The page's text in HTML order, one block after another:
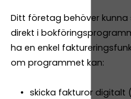
Ditt företag behöver
direkt i
ha en enkel
om programmet kan:
skicka fakturor digitalt